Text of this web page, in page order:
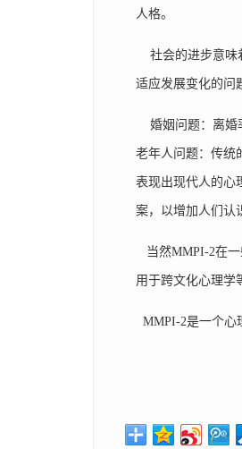
人格。
社会的进步意味
适应发展变化的问
婚姻问题：离婚
老年人问题：传统
表现出现代人的心
案，以增加人们认
当然MMPI-2在一
用于跨文化心理学
MMPI-2是一个心